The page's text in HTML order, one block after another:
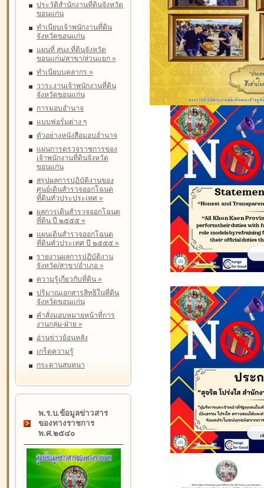
ประวัติสำนักงานที่ดินจังหวัด
ขอนแก่น
ทำเนียบเจ้าพนักงานที่ดิน
จังหวัดขอนแก่น
แผนที่ สนง.ที่ดินจังหวัด
ขอนแก่น/สาขา/ส่วนแยก »
ทำเนียบบุคลากร »
วาระงานเจ้าพนักงานที่ดิน
จังหวัดขอนแก่น
การมอบอำนาจ
แบบฟอร์มต่าง ๆ
ตัวอย่างหนังสือมอบอำนาจ
แผนการตรวจราชการของ
เจ้าพนักงานที่ดินจังหวัด
ขอนแก่น
สรุปผลการปฏิบัติงานของ
ศูนย์เดินสำรวจออกโฉนด
ที่ดินทั่วประประเทศ »
ผลการเดินสำรวจออกโฉนด
ที่ดิน ปี ๒๕๕๕ »
แผนเดินสำรวจออกโฉนด
ที่ดินทั่วประเทศ ปี ๒๕๕๕ »
รายงานผลการปฏิบัติงาน
จังหวัด/สาขา/อำเภอ »
ความรู้เกี่ยวกับที่ดิน »
ปริมาณเอกสารสิทธิในที่ดิน
จังหวัดขอนแก่น
คำสั่งมอบหมายหน้าที่การ
งานกลุ่ม-ฝ่าย »
อ่านข่าวย้อนหลัง
เกร็ดความรู้
กระดานสนทนา
พ.ร.บ.ข้อมูลข่าวสาร
ของทางราชการ
พ.ศ.๒๕๔๐